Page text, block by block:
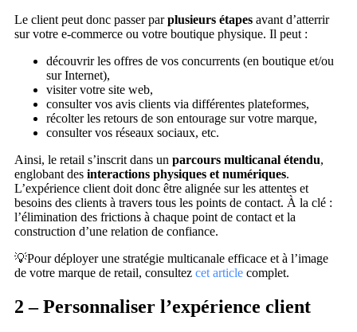
Le client peut donc passer parplusieurs étapes avant d’atterrir
sur votre e-commerce ou votre boutique physique. Il peut :
découvrir les offres de vos concurrents (en boutique et/ou
sur Internet),
visiter votre site web,
consulter vos avis clients via différentes plateformes,
récolter les retours de son entourage sur votre marque,
consulter vos réseaux sociaux, etc.
Ainsi, le retail s’inscrit dans un parcours multicanal étendu,
englobant des interactions physiques et numériques.
L’expérience client doit donc être alignée sur les attentes et
besoins des clients à travers tous les points de contact. À la clé :
l’élimination des frictions à chaque point de contact et la
construction d’une relation de confiance.
💡Pour déployer une stratégie multicanale efficace et à l’image
de votre marque de retail, consultez cet article complet.
2 – Personnaliser l’expérience client